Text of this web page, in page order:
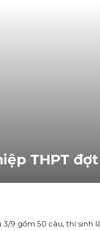
THPT
9 gồm 50 câu, thí sinh